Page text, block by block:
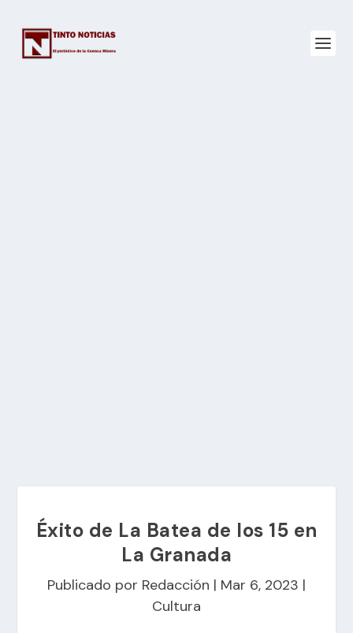
Éxito de La Batea de los 15 en
La Granada
Publicado por Redacción | Mar 6, 2023 |
Cultura